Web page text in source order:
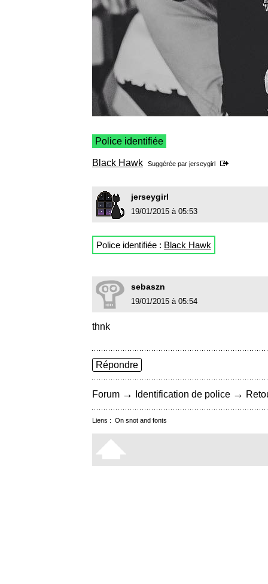
Police identifiée
Black Hawk Suggérée par jerseygirl
jerseygirl
19/01/2015 à 05:53
Police identifiée : Black Hawk
sebaszn
19/01/2015 à 05:54
thnk
Répondre
Forum → Identification de police →
Liens : On snot and fonts